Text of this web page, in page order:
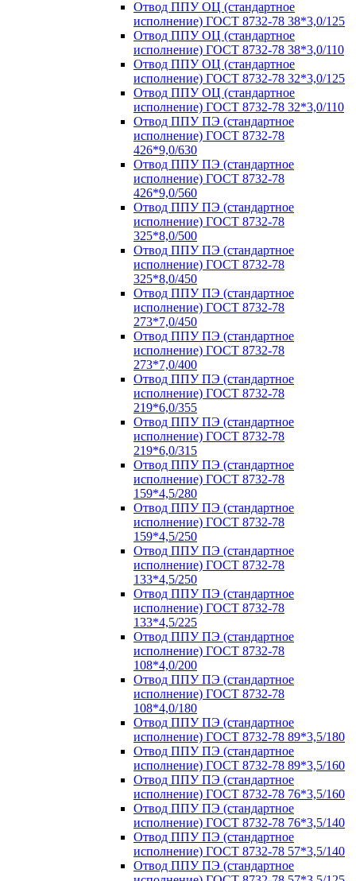
Отвод ППУ ОЦ (стандартное
исполнение) ГОСТ 8732-78 38*3,0/125
Отвод ППУ ОЦ (стандартное
исполнение) ГОСТ 8732-78 38*3,0/110
Отвод ППУ ОЦ (стандартное
исполнение) ГОСТ 8732-78 32*3,0/125
Отвод ППУ ОЦ (стандартное
исполнение) ГОСТ 8732-78 32*3,0/110
Отвод ППУ ПЭ (стандартное
исполнение) ГОСТ 8732-78
426*9,0/630
Отвод ППУ ПЭ (стандартное
исполнение) ГОСТ 8732-78
426*9,0/560
Отвод ППУ ПЭ (стандартное
исполнение) ГОСТ 8732-78
325*8,0/500
Отвод ППУ ПЭ (стандартное
исполнение) ГОСТ 8732-78
325*8,0/450
Отвод ППУ ПЭ (стандартное
исполнение) ГОСТ 8732-78
273*7,0/450
Отвод ППУ ПЭ (стандартное
исполнение) ГОСТ 8732-78
273*7,0/400
Отвод ППУ ПЭ (стандартное
исполнение) ГОСТ 8732-78
219*6,0/355
Отвод ППУ ПЭ (стандартное
исполнение) ГОСТ 8732-78
219*6,0/315
Отвод ППУ ПЭ (стандартное
исполнение) ГОСТ 8732-78
159*4,5/280
Отвод ППУ ПЭ (стандартное
исполнение) ГОСТ 8732-78
159*4,5/250
Отвод ППУ ПЭ (стандартное
исполнение) ГОСТ 8732-78
133*4,5/250
Отвод ППУ ПЭ (стандартное
исполнение) ГОСТ 8732-78
133*4,5/225
Отвод ППУ ПЭ (стандартное
исполнение) ГОСТ 8732-78
108*4,0/200
Отвод ППУ ПЭ (стандартное
исполнение) ГОСТ 8732-78
108*4,0/180
Отвод ППУ ПЭ (стандартное
исполнение) ГОСТ 8732-78 89*3,5/180
Отвод ППУ ПЭ (стандартное
исполнение) ГОСТ 8732-78 89*3,5/160
Отвод ППУ ПЭ (стандартное
исполнение) ГОСТ 8732-78 76*3,5/160
Отвод ППУ ПЭ (стандартное
исполнение) ГОСТ 8732-78 76*3,5/140
Отвод ППУ ПЭ (стандартное
исполнение) ГОСТ 8732-78 57*3,5/140
Отвод ППУ ПЭ (стандартное